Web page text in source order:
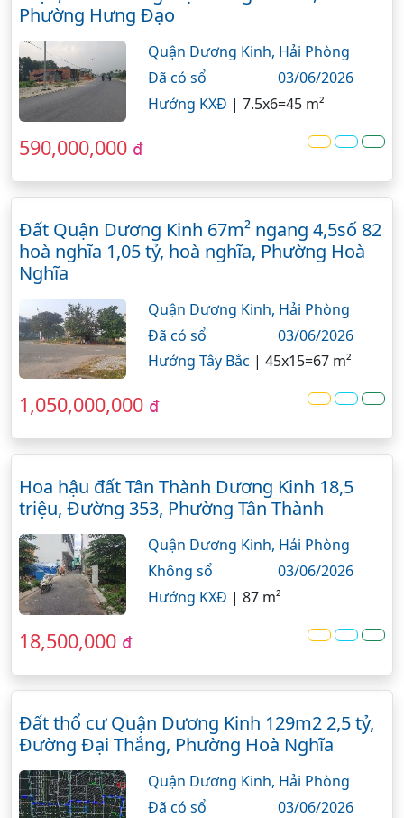
Phường Hưng Đạo
Quận Dương Kinh, Hải Phòng
Đã có sổ
03/06/2026
Hướng KXĐ |7.5x6=45 m²
590,000,000 đ
Đất Quận Dương Kinh 67m² ngang 4,5số 82
hoà nghĩa 1,05 tỷ, hoà nghĩa, Phường Hoà
Nghĩa
Quận Dương Kinh, Hải Phòng
Đã có sổ
03/06/2026
Hướng Tây Bắc |45x15=67 m²
1,050,000,000 đ
Hoa hậu đất Tân Thành Dương Kinh 18,5
triệu, Đường 353, Phường Tân Thành
Quận Dương Kinh, Hải Phòng
Không sổ
03/06/2026
Hướng KXĐ |87 m²
18,500,000 đ
Đất thổ cư Quận Dương Kinh 129m2 2,5 tỷ,
Đường Đại Thắng, Phường Hoà Nghĩa
Quận Dương Kinh, Hải Phòng
Đã có sổ
03/06/2026